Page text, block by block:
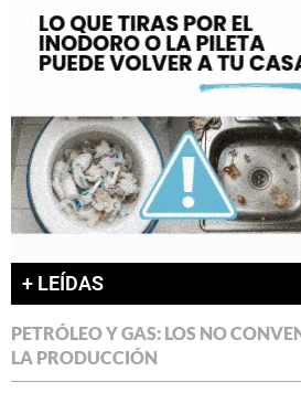
+ LEÍDAS
PETRÓLEO Y GAS: LOS NO
LA PRODUCCIÓN